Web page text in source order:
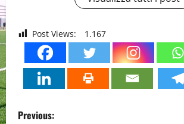
Post Views: 1.167
P
Previous: